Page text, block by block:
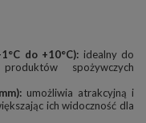
do +10°C): idealny do
spożywczych
umożliwia atrakcyjną i
ich widoczność dla